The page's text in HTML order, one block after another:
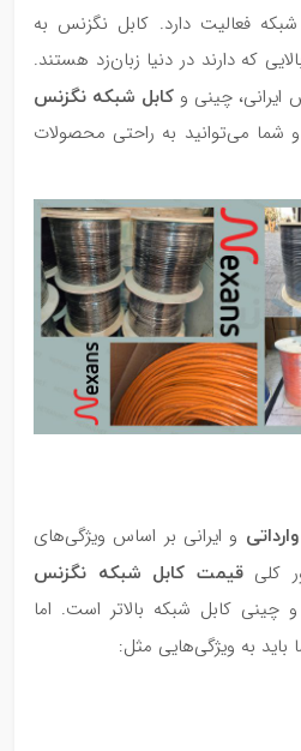
فعالیت دارد. کابل نگزنس به
که دارند در دنیا زبان‌زد هستند.
ایرانی، چینی و کابل شبکه نگزنس
شما می‌توانید به راحتی محصولات
و ایرانی بر اساس ویژگی‌های
کلیقیمت کابل شبکه نگزنس
چینی کابل شبکه بالاتر است. اما
باید به ویژگی‌هایی مثل: